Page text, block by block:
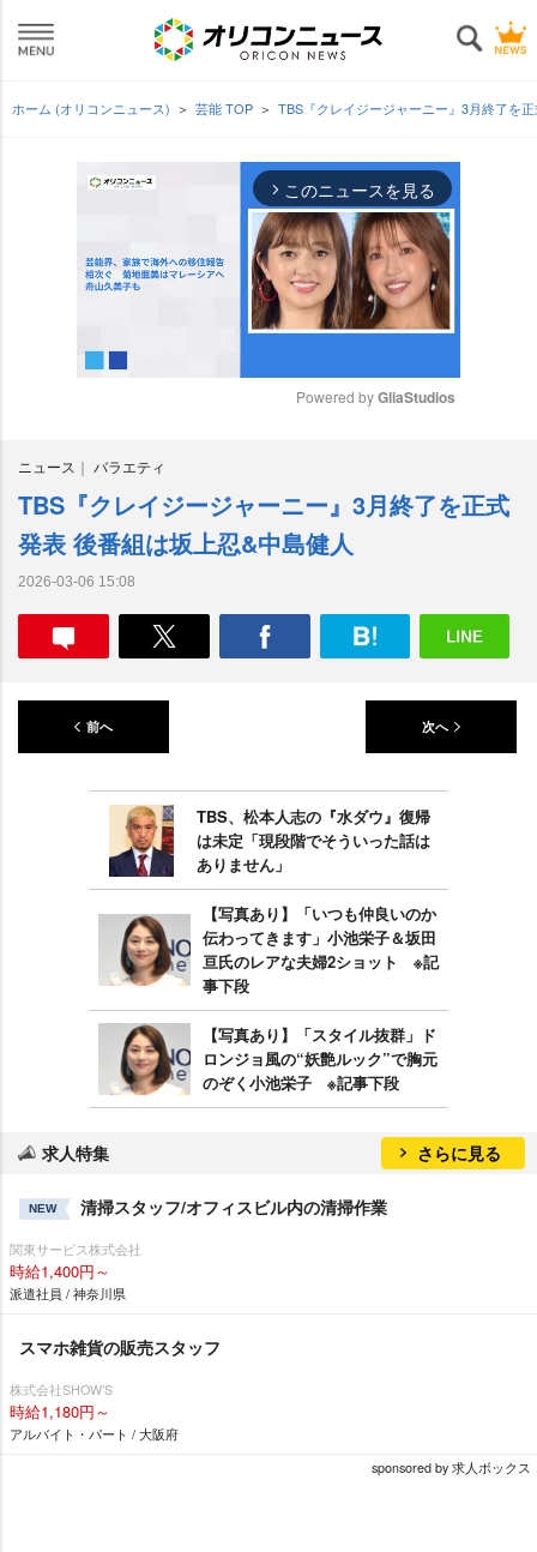
ホーム (オリコンニュース) 芸能 TOP TBS『クレイジージャーニー』3月終了を
arrow_forward_ios このニュースを見る
t
e
Powered by GliaStudios
ニュース バラエティ
TBS『クレイジージャーニー』3月終了を正式
発表 後番組は坂上忍&中島健人
2026-03-06 15:08
前へ 次へ
TBS、松本人志の『水ダウ』復帰
は未定「現段階でそういった話は
ありません」
【写真あり】「いつも仲良いのか
伝わってきます」小池栄子＆坂田
亘氏のレアな夫婦2ショット ※記
事下段
【写真あり】「スタイル抜群」ド
ロンジョ風の“妖艶ルック”で胸元
のぞく小池栄子 ※記事下段
求人特集 さらに見る
NEW 清掃スタッフ/オフィスビル内の清掃作業
関東サービス株式会社
時給1,400円～
派遣社員 / 神奈川県
スマホ雑貨の販売スタッフ
株式会社SHOW’S
時給1,180円～
アルバイト・パート / 大阪府
sponsored by 求人ボックス